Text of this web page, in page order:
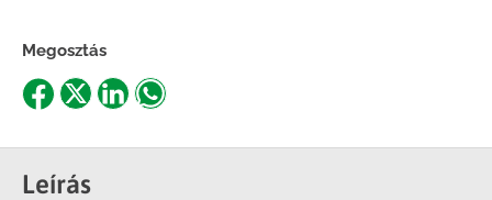
Megosztás
Share
Facebook
Share
X
ShareShare
Leírás